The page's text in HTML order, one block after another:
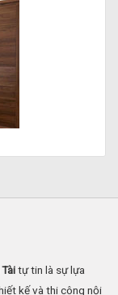
tự tin là sự lựa
kế và thi công nội